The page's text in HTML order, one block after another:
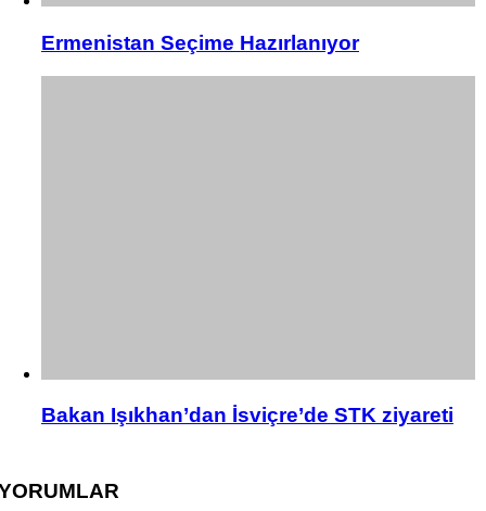
Ermenistan Seçime Hazırlanıyor
Bakan Işıkhan’dan İsviçre’de STK ziyareti